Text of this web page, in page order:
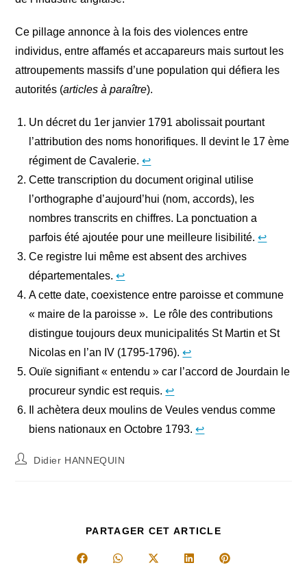
Ce pillage annonce à la fois des violences entre
individus, entre affamés et accapareurs mais surtout les
attroupements massifs d’une population qui défiera les
autorités (articles à paraître).
Un décret du 1er janvier 1791 abolissait pourtant
l’attribution des noms honorifiques. Il devint le 17 ème
régiment de Cavalerie.↩︎
Cette transcription du document original utilise
l’orthographe d’aujourd’hui (nom, accords), les
nombres transcrits en chiffres. La ponctuation a
parfois été ajoutée pour une meilleure lisibilité.↩︎
Ce registre lui même est absent des archives
départementales.↩︎
A cette date, coexistence entre paroisse et commune
« maire de la paroisse ». Le rôle des contributions
distingue toujours deux municipalités St Martin et St
Nicolas en l’an IV (1795-1796).↩︎
Ouïe signifiant « entendu » car l’accord de Jourdain le
procureur syndic est requis.↩︎
Il achètera deux moulins de Veules vendus comme
biens nationaux en Octobre 1793.↩︎
Auteur/autrice
Didier HANNEQUIN
PARTAGER CET ARTICLE
CONTENU
Ouvrir
Ouvrir
Ouvrir
Ouvrir
Ouvrir